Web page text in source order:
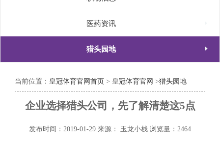
医药资讯
猎头园地 
当前位置： 皇冠体育官网首页 > 皇冠体育官网 >猎头园地
企业选择猎头公司，先了解清楚这5点
发布时间：2019-01-29 来源： 玉龙小栈 浏览量：2464